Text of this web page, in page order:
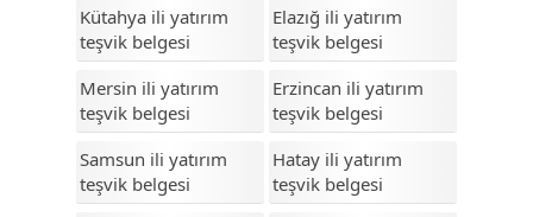
Kocaeli
Konya
Kütahya
Malatya
Manisa
Kütahya ili yatırım
teşvik belgesi
Mersin ili yatırım
teşvik belgesi
Samsun ili yatırım
teşvik belgesi
Elazığ ili yatırım
teşvik belgesi
Erzincan ili yatırım
teşvik belgesi
Hatay ili yatırım
teşvik belgesi